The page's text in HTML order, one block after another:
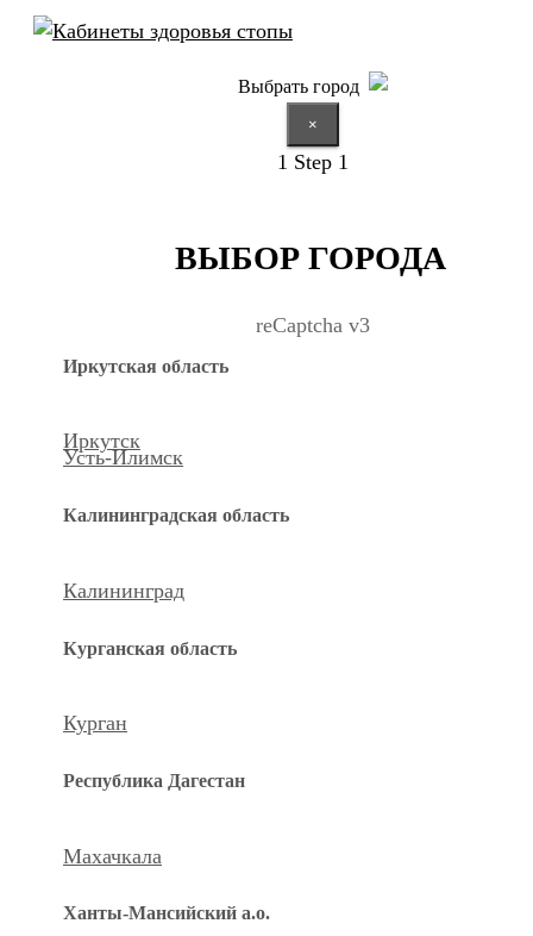
Выбрать город
×
1 Step 1
ВЫБОР ГОРОДА
reCaptcha v3
Иркутская область
Иркутск
Усть-Илимск
Калининградская область
Калининград
Курганская область
Курган
Республика Дагестан
Махачкала
Ханты-Мансийский а.о.